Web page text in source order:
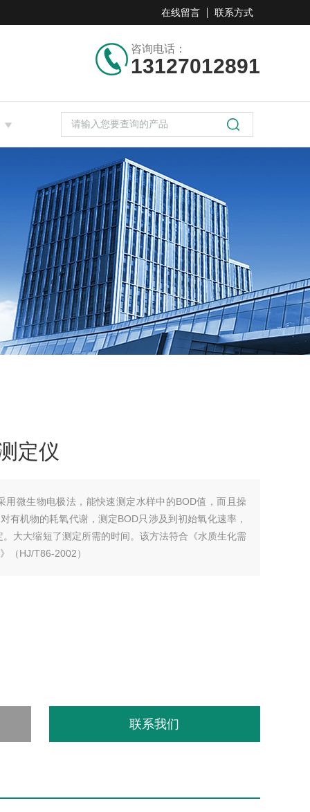
在线留言 联系方式
咨询电话：
13127012891
定仪
用微生物电极法，能快速测定水样中的BOD值，而且操
有机物的耗氧代谢，测定BOD只涉及到初始氧化速率，
大大缩短了测定所需的时间。该方法符合《水质生化需
（HJ/T86-2002）
联系我们